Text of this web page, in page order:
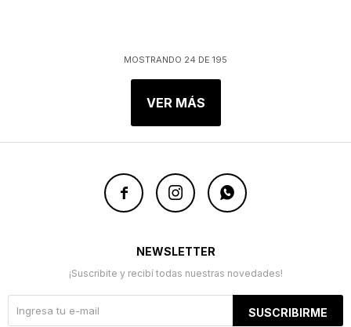
MOSTRANDO 24 DE 195
VER MÁS
  
NEWSLETTER
¡Suscribite y recibí todas nuestras novedades!
SUSCRIBIRME